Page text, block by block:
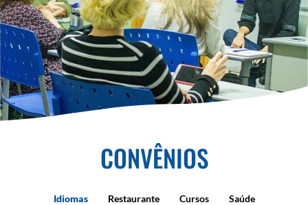
CONVÊNIOS
Idiomas Restaurante Cursos
Saúde